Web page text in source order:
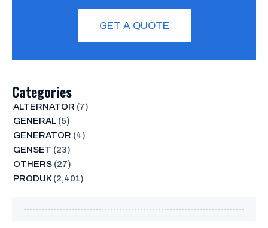
GET A QUOTE
Categories
ALTERNATOR (7)
GENERAL(5)
GENERATOR (4)
GENSET (23)
OTHERS(27)
PRODUK(2,401)